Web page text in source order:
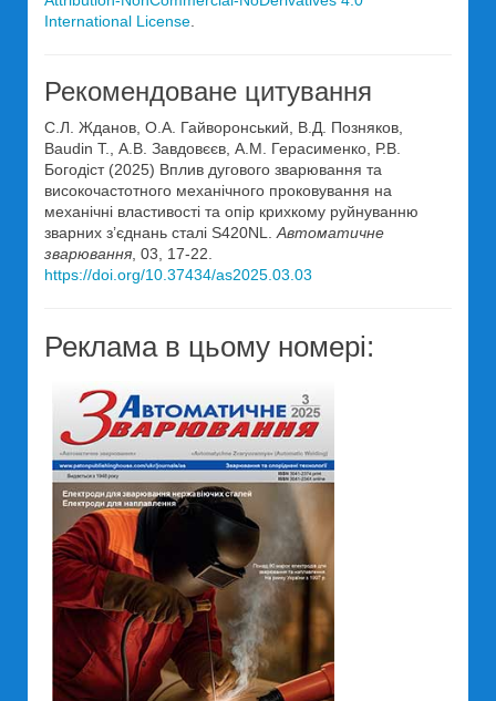
International License
Рекомендоване цитування
С.Л. Жданов, О.А. Гайворонський, В.Д. Позняков,
Baudin T., А.В. Завдовєєв, А.М. Герасименко, Р.В.
Богодіст (2025) Вплив дугового зварювання та
високочастотного механічного проковування на
механічні властивості та опір крихкому руйнуванню
зварних з’єднань сталі S420NL. Автоматичне
зварювання , 03, 17-22.
https://doi.org/10.37434/as2025.03.03
Реклама в цьому номері: